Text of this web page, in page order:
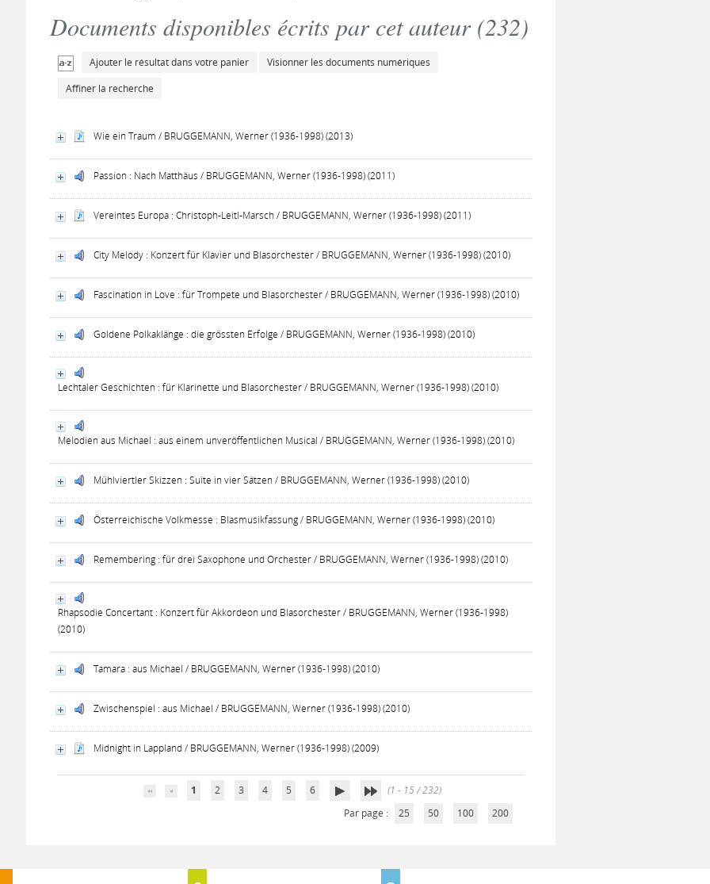
Documents disponibles écrits par cet auteur (232)
Ajouter le résultat dans votre panier
Visionner les documents numériques
Affiner la recherche
Wie ein Traum / BRUGGEMANN, Werner (1936-1998) (2013)
Passion : Nach Matthäus / BRUGGEMANN, Werner (1936-1998) (2011)
Vereintes Europa : Christoph-Leitl-Marsch / BRUGGEMANN, Werner (1936-1998) (2011)
City Melody : Konzert für Klavier und Blasorchester / BRUGGEMANN, Werner (1936-1998) (2010)
Fascination in Love : für Trompete und Blasorchester / BRUGGEMANN, Werner (1936-1998) (2010)
Goldene Polkaklänge : die grössten Erfolge / BRUGGEMANN, Werner (1936-1998) (2010)
Lechtaler Geschichten : für Klarinette und Blasorchester / BRUGGEMANN, Werner (1936-1998) (2010)
Melodien aus Michael : aus einem unveröffentlichen Musical / BRUGGEMANN, Werner (1936-1998) (2010)
Mühlviertler Skizzen : Suite in vier Sätzen / BRUGGEMANN, Werner (1936-1998) (2010)
Österreichische Volkmesse : Blasmusikfassung / BRUGGEMANN, Werner (1936-1998) (2010)
Remembering : für drei Saxophone und Orchester / BRUGGEMANN, Werner (1936-1998) (2010)
Rhapsodie Concertant : Konzert für Akkordeon und Blasorchester / BRUGGEMANN, Werner (1936-1998)
(2010)
Tamara : aus Michael / BRUGGEMANN, Werner (1936-1998) (2010)
Zwischenspiel : aus Michael / BRUGGEMANN, Werner (1936-1998) (2010)
Midnight in Lappland / BRUGGEMANN, Werner (1936-1998) (2009)
1 2 3 4 5 6
(1 - 15 / 232)
Par page :
25 50 100 200